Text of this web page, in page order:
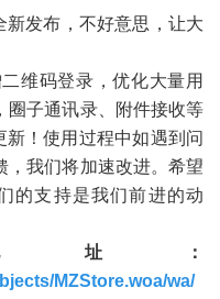
发布，不好意思，让大
维码登录，优化大量用
圈子通讯录、附件接收等
！使用过程中如遇到问
，我们将加速改进。希望
的支持是我们前进的动
址：
MZStore.woa/wa/